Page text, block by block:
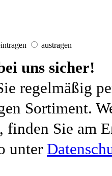
austragen
uns sicher!
regelmäßig
Sortiment.
finden Sie am
unter